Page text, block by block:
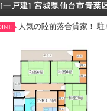
[一戸建] 宮城県仙台市青葉
人気の陸前落合貸家！ 駐